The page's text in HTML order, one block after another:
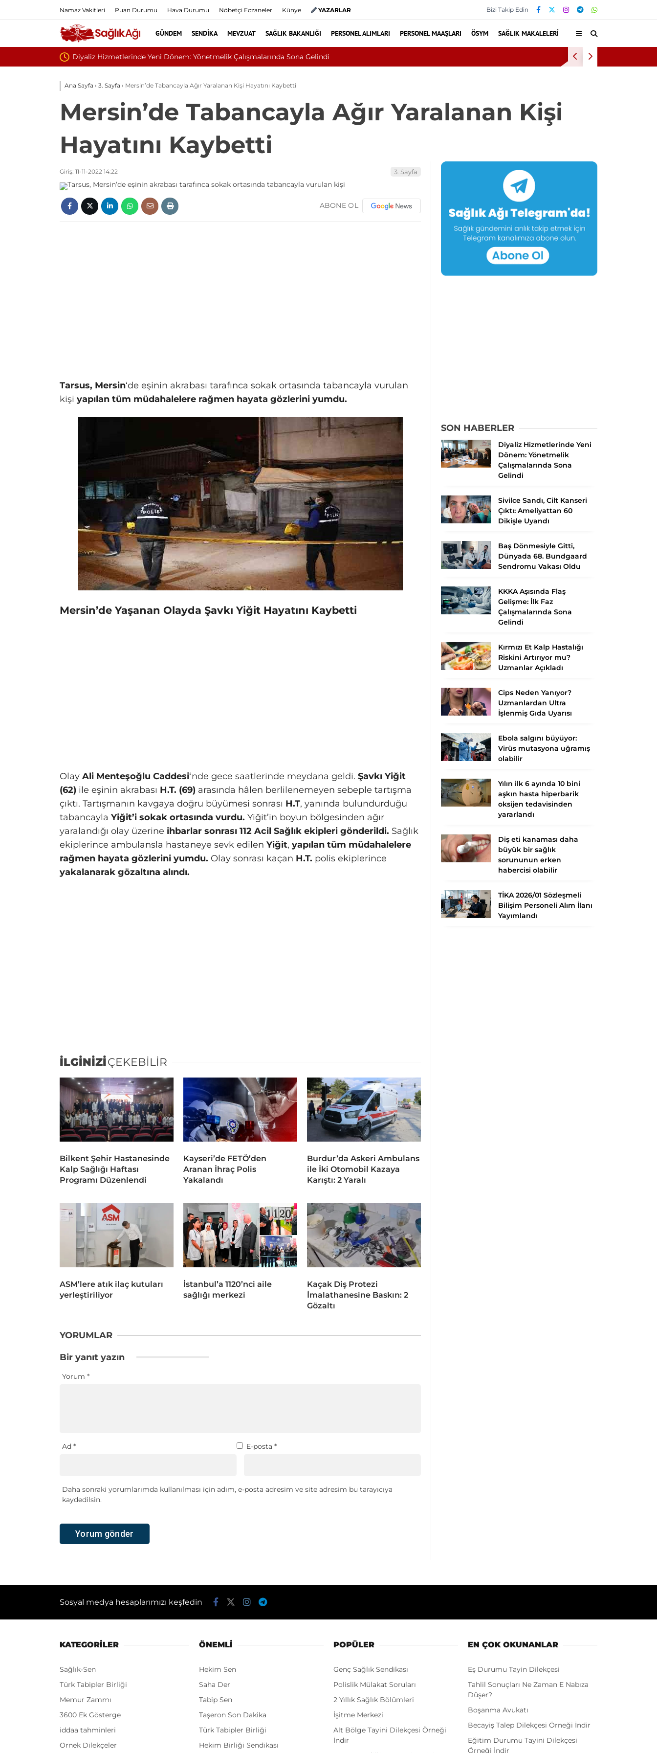
Namaz Vakitleri Puan Durumu Hava Durumu Nöbetçi Eczaneler Künye YAZARLAR Bizi Takip Edin
GÜNDEM SENDIKA MEVZUAT SAĞLIK BAKANLIĞI PERSONEL ALIMLARI PERSONEL MAAŞLARI ÖSYM SAĞLIK MAKALELERI
Yönetmelik Çalışmalarında Sona Gelindi
Ana Sayfa › 3. Sayfa › Mersin’de Tabancayla Ağır Yaralanan Kişi Hayatını Kaybetti
Mersin’de Tabancayla Ağır Yaralanan Kişi
Hayatını Kaybetti
Giriş: 11-11-2022 14:22 3. Sayfa
ABONE OL
Tarsus, Mersin‘de eşinin akrabası tarafınca sokak ortasında tabancayla vurulan
kişi yapılan tüm müdahalelere rağmen hayata gözlerini yumdu.
Mersin’de Yaşanan Olayda Şavkı Yiğit Hayatını Kaybetti
Olay Ali Menteşoğlu Caddesi‘nde gece saatlerinde meydana geldi. Şavkı Yiğit
(62) ile eşinin akrabası H.T. (69) arasında hâlen berlilenemeyen sebeple tartışma
çıktı. Tartışmanın kavgaya doğru büyümesi sonrası H.T, yanında bulundurduğu
tabancayla Yiğit’i sokak ortasında vurdu. Yiğit’in boyun bölgesinden ağır
yaralandığı olay üzerine ihbarlar sonrası 112 Acil Sağlık ekipleri gönderildi. Sağlık
ekiplerince ambulansla hastaneye sevk edilen Yiğit, yapılan tüm müdahalelere
rağmen hayata gözlerini yumdu. Olay sonrası kaçan H.T. polis ekiplerince
yakalanarak gözaltına alındı.
İLGİNİZİÇEKEBİLİR
Bilkent Şehir Hastanesinde
Kalp Sağlığı Haftası
Programı Düzenlendi
Kayseri’de FETÖ’den
Aranan İhraç Polis
Yakalandı
Burdur’da Askeri Ambulans
ile İki Otomobil Kazaya
Karıştı: 2 Yaralı
ASM’lere atık ilaç kutuları
yerleştiriliyor
İstanbul’a 1120’nci aile
sağlığı merkezi
Kaçak Diş Protezi
İmalathanesine Baskın: 2
Gözaltı
YORUMLAR
Bir yanıt yazın
Yorum *
Ad * E-posta *
Daha sonraki yorumlarımda kullanılması için adım, e-posta adresim ve site adresim bu tarayıcıya
kaydedilsin.
SON HABERLER
Diyaliz Hizmetlerinde Yeni
Dönem: Yönetmelik
Çalışmalarında Sona
Gelindi
Sivilce Sandı, Cilt Kanseri
Çıktı: Ameliyattan 60
Dikişle Uyandı
Baş Dönmesiyle Gitti,
Dünyada 68. Bundgaard
Sendromu Vakası Oldu
KKKA Aşısında Flaş
Gelişme: İlk Faz
Çalışmalarında Sona
Gelindi
Kırmızı Et Kalp Hastalığı
Riskini Artırıyor mu?
Uzmanlar Açıkladı
Cips Neden Yanıyor?
Uzmanlardan Ultra
İşlenmiş Gıda Uyarısı
Ebola salgını büyüyor:
Virüs mutasyona uğramış
olabilir
Yılın ilk 6 ayında 10 bini
aşkın hasta hiperbarik
oksijen tedavisinden
yararlandı
Diş eti kanaması daha
büyük bir sağlık
sorununun erken
habercisi olabilir
TİKA 2026/01 Sözleşmeli
Bilişim Personeli Alım İlanı
Yayımlandı
Sosyal medya hesaplarımızı keşfedin
KATEGORİLER
Sağlık-Sen
Türk Tabipler Birliği
Memur Zammı
3600 Ek Gösterge
iddaa tahminleri
Örnek Dilekçeler
ÖNEMLI
Hekim Sen
Saha Der
Tabip Sen
Taşeron Son Dakika
Türk Tabipler Birliği
Hekim Birliği Sendikası
POPÜLER
Genç Sağlık Sendikası
Polislik Mülakat Soruları
2 Yıllık Sağlık Bölümleri
İşitme Merkezi
Alt Bölge Tayini Dilekçesi Örneği
İndir
EN ÇOK OKUNANLAR
Eş Durumu Tayin Dilekçesi
Tahlil Sonuçları Ne Zaman E Nabıza
Düşer?
Boşanma Avukatı
Becayiş Talep Dilekçesi Örneği İndir
Eğitim Durumu Tayini Dilekçesi
Örneği İndir